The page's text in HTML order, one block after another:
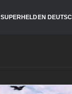
SUPERHELDEN